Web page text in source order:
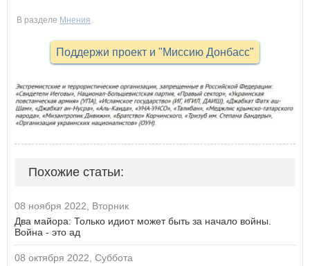
В разделе Мнения
Поддержи проект и "Миссию Донбасс"
Похожие статьи:
08 ноября 2022, Вторник
Два майора: Только идиот может быть за начало войны.
Война - это ад
08 октября 2022, Суббота